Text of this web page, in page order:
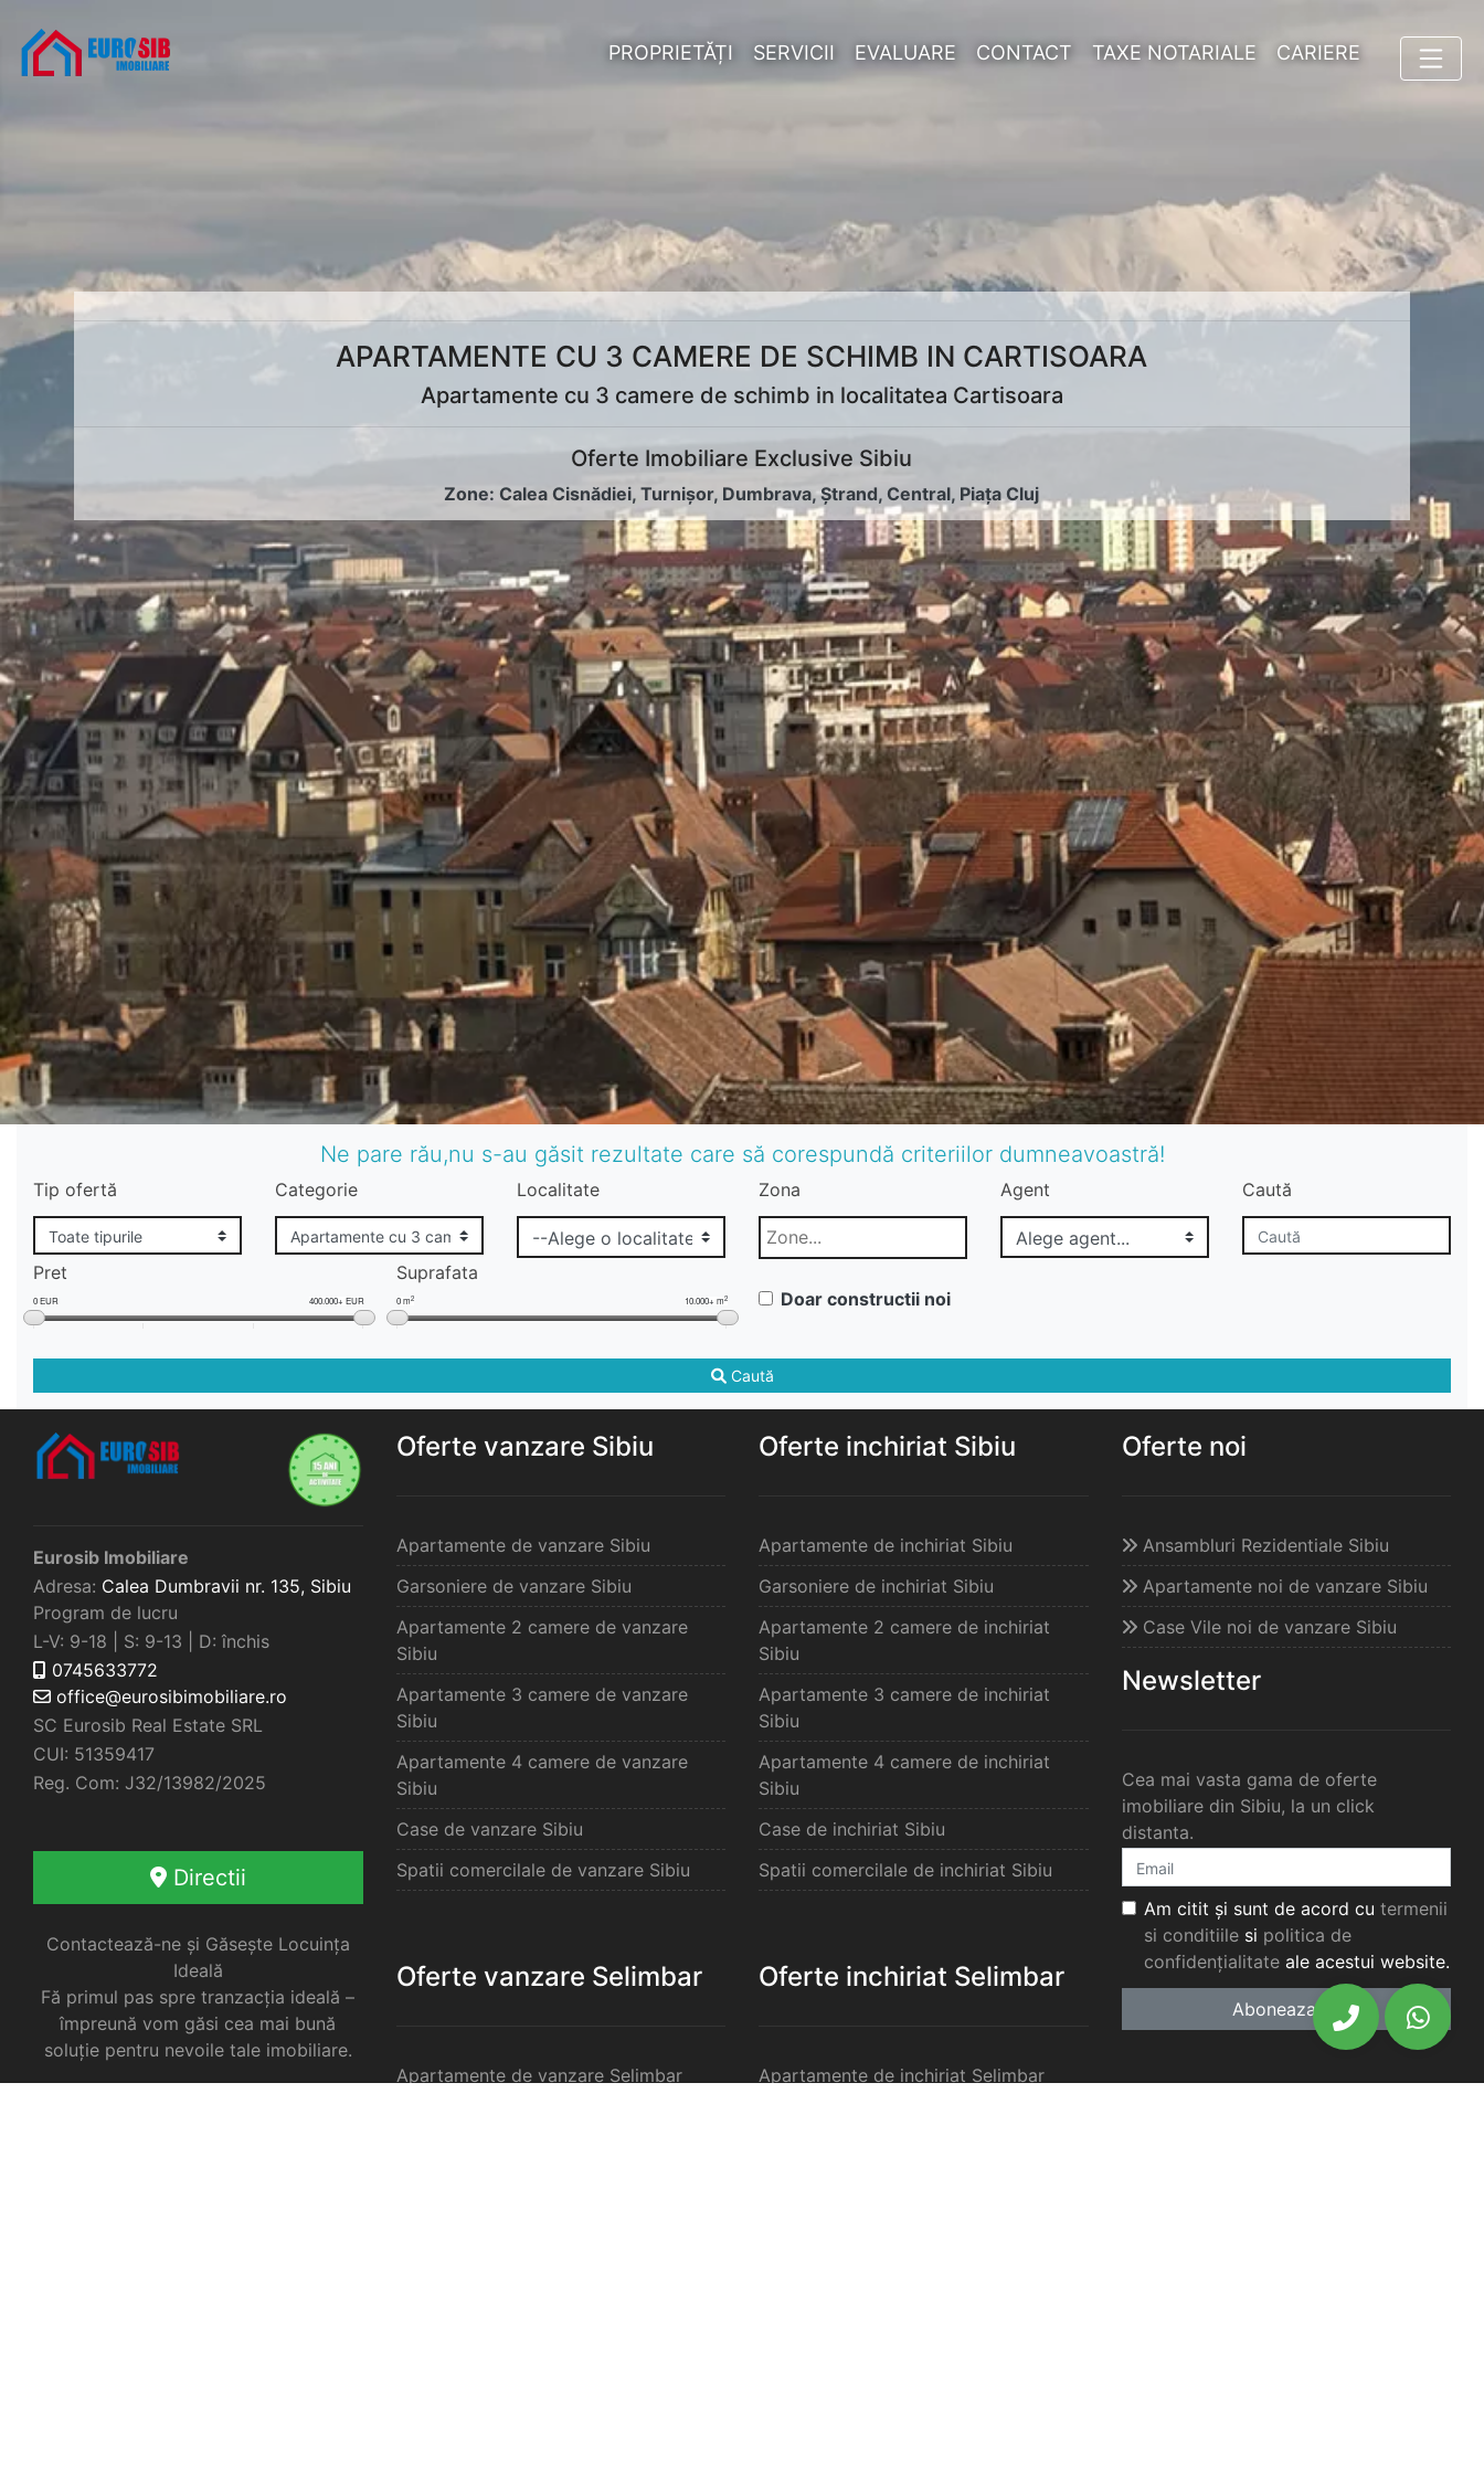
PROPRIETĂȚI SERVICII EVALUARE CONTACT TAXE NOTARIALE CARIERE
APARTAMENTE CU 3 CAMERE DE SCHIMB IN CARTISOARA
Apartamente cu 3 camere de schimb in localitatea Cartisoara
Oferte Imobiliare Exclusive Sibiu
Zone:Calea Cisnădiei,Turnișor, Dumbrava,Ștrand, Central, Piața Cluj
Ne pare rău,nu s-au găsit rezultate care să corespundă criteriilor dumneavoastră!
Tip ofertă Categorie Localitate Zona Agent Caută
Pret
0 EUR 400.000+ EUR
Suprafata
0 m2 10.000+ m2 Doar constructii noi
Caută
Eurosib Imobiliare
Adresa: Calea Dumbravii nr. 135, Sibiu
Program de lucru
L-V: 9-18 | S: 9-13 | D: închis
0745633772
office@eurosibimobiliare.ro
SC Eurosib Real Estate SRL
CUI: 51359417
Reg. Com: J32/13982/2025
Directii
Contactează-ne și Găsește Locuința
Ideală
Fă primul pas spre tranzacția ideală –
împreună vom găsi cea mai bună
soluție pentru nevoile tale imobiliare.
Oferte vanzare Sibiu
Apartamente de vanzare Sibiu
Garsoniere de vanzare Sibiu
Apartamente 2 camere de vanzare
Sibiu
Apartamente 3 camere de vanzare
Sibiu
Apartamente 4 camere de vanzare
Sibiu
Case de vanzare Sibiu
Spatii comercilale de vanzare Sibiu
Oferte vanzare Selimbar
Apartamente de vanzare Selimbar
Oferte inchiriat Sibiu
Apartamente de inchiriat Sibiu
Garsoniere de inchiriat Sibiu
Apartamente 2 camere de inchiriat
Sibiu
Apartamente 3 camere de inchiriat
Sibiu
Apartamente 4 camere de inchiriat
Sibiu
Case de inchiriat Sibiu
Spatii comercilale de inchiriat Sibiu
Oferte inchiriat Selimbar
Apartamente de inchiriat Selimbar
Oferte noi
Ansambluri Rezidentiale Sibiu
Apartamente noi de vanzare Sibiu
Case Vile noi de vanzare Sibiu
Newsletter
Cea mai vasta gama de oferte
imobiliare din Sibiu, la un click
distanta.
Am citit și sunt de acord cu termenii
si conditiilesi politica de
confidențialitateale acestui website.
Aboneaza-te